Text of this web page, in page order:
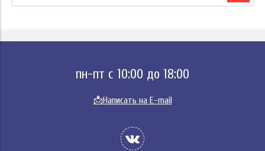
пн-пт с 10:00 до 18:00
📩Написать на E-mail